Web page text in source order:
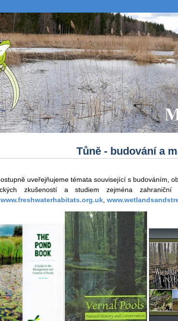
Tůně - budování a
uveřejňujeme témata související s budováním,
zkušeností a studiem zejména
www.freshwaterhabitats.org.uk